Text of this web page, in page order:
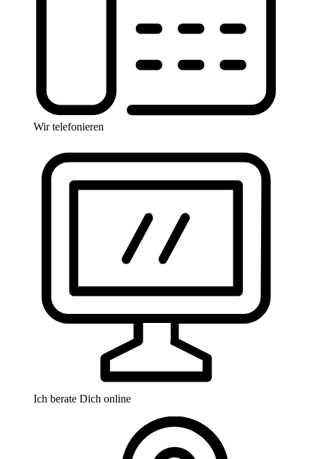
Wir telefonieren
Ich berate Dich online